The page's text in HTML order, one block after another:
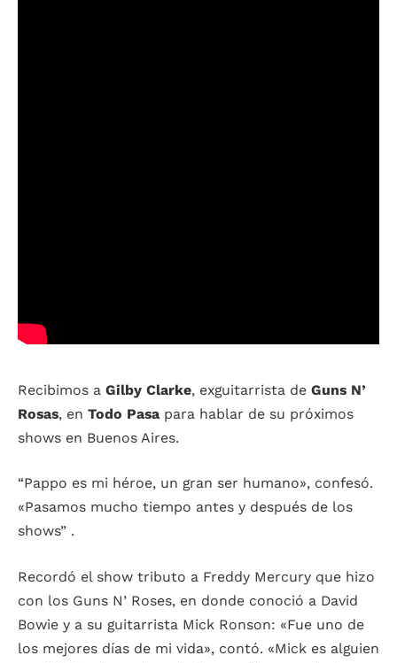
Recibimos a Gilby Clarke, exguitarrista de Guns N’
Rosas, en Todo Pasa para hablar de su próximos
shows en Buenos Aires.
“Pappo es mi héroe, un gran ser humano», confesó.
«Pasamos mucho tiempo antes y después de los
shows” .
Recordó el show tributo a Freddy Mercury que hizo
con los Guns N’ Roses, en donde conoció a David
Bowie y a su guitarrista Mick Ronson: «Fue uno de
los mejores días de mi vida», contó. «Mick es alguien